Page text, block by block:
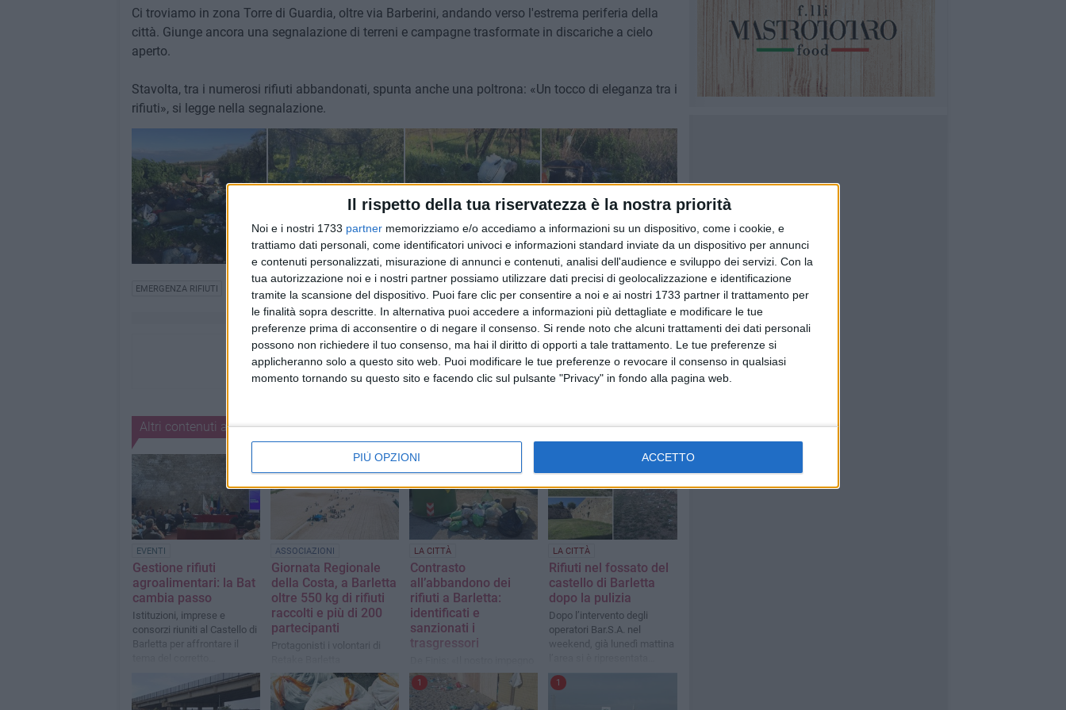
Il rispetto della tua riservatezza è la nostra priorità
Noi e i nostri 1733 partner memorizziamo e/o accediamo a informazioni su un dispositivo, come i cookie, e
trattiamo dati personali, come identificatori univoci e informazioni standard inviate da un dispositivo per annunci
e contenuti personalizzati, misurazione di annunci e contenuti, analisi dell'audience e sviluppo dei servizi. Con la
tua autorizzazione noi e i nostri partner possiamo utilizzare dati precisi di geolocalizzazione e identificazione
tramite la scansione del dispositivo. Puoi fare clic per consentire a noi e ai nostri 1733 partner il trattamento per
le finalità sopra descritte. In alternativa puoi accedere a informazioni più dettagliate e modificare le tue
preferenze prima di acconsentire o di negare il consenso. Si rende noto che alcuni trattamenti dei dati personali
possono non richiedere il tuo consenso, ma hai il diritto di opporti a tale trattamento. Le tue preferenze si
applicheranno solo a questo sito web. Puoi modificare le tue preferenze o revocare il consenso in qualsiasi
momento tornando su questo sito e facendo clic sul pulsante "Privacy" in fondo alla pagina web.
PIÙ OPZIONI ACCETTO
Ci troviamo in zona Torre di Guardia, oltre via Barberini, andando verso l'estrema periferia della
città. Giunge ancora una segnalazione di terreni e campagne trasformate in discariche a cielo
aperto.
Stavolta, tra i numerosi rifiuti abbandonati, spunta anche una poltrona: «Un tocco di eleganza tra i
rifiuti», si legge nella segnalazione.
EMERGENZA RIFIUTI
Altri contenuti a tema
EVENTI
Gestione rifiuti
agroalimentari: la Bat
cambia passo
Istituzioni, imprese e
consorzi riuniti al Castello di
Barletta per affrontare il
smaltimento di rifiuti
ASSOCIAZIONI
Giornata Regionale
della Costa, a Barletta
oltre 550 kg di rifiuti
raccolti e più di 200
partecipanti
Protagonisti i volontari di
LA CITTÀ
Contrasto
all’abbandono dei
rifiuti a Barletta:
identificati e
sanzionati i
trasgressori
è quello di garantire una
città pulita e decorosa»
LA CITTÀ
Rifiuti nel fossato del
castello di Barletta
dopo la pulizia
Dopo l’intervento degli
operatori Bar.S.A. nel
weekend, già lunedì mattina
1 1